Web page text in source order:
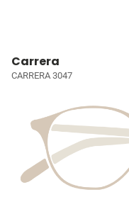
Carrera
CARRERA 3047